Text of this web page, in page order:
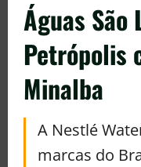
Águas São
Petrópolis
Minalba
A Nestlé
marcas do